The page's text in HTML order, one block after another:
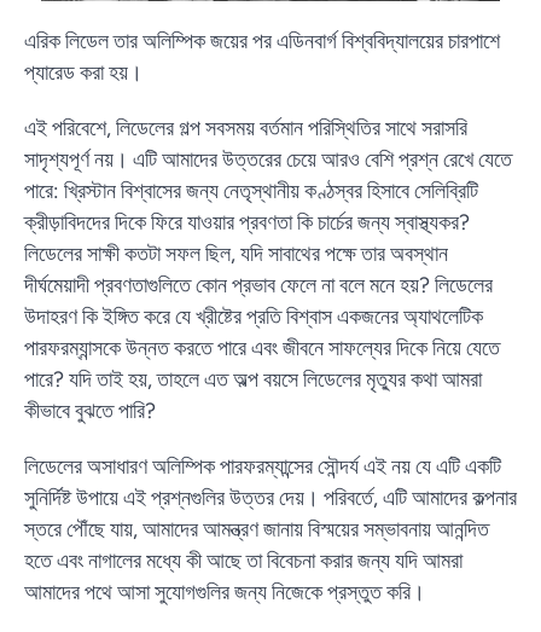
এরিক লিডেল তার অলিম্পিক জয়ের পর এডিনবার্গ বিশ্ববিদ্যালয়ের চারপাশে
প্যারেড করা হয়।
এই পরিবেশে, লিডেলের গল্প সবসময় বর্তমান পরিস্থিতির সাথে সরাসরি
সাদৃশ্যপূর্ণ নয়। এটি আমাদের উত্তরের চেয়ে আরও বেশি প্রশ্ন রেখে যেতে
পারে: খ্রিস্টান বিশ্বাসের জন্য নেতৃস্থানীয় কণ্ঠস্বর হিসাবে সেলিব্রিটি
ক্রীড়াবিদদের দিকে ফিরে যাওয়ার প্রবণতা কি চার্চের জন্য স্বাস্থ্যকর?
লিডেলের সাক্ষী কতটা সফল ছিল, যদি সাবাথের পক্ষে তার অবস্থান
দীর্ঘমেয়াদী প্রবণতাগুলিতে কোন প্রভাব ফেলে না বলে মনে হয়? লিডেলের
উদাহরণ কি ইঙ্গিত করে যে খ্রীষ্টের প্রতি বিশ্বাস একজনের অ্যাথলেটিক
পারফরম্যান্সকে উন্নত করতে পারে এবং জীবনে সাফল্যের দিকে নিয়ে যেতে
পারে? যদি তাই হয়, তাহলে এত অল্প বয়সে লিডেলের মৃত্যুর কথা আমরা
কীভাবে বুঝতে পারি?
লিডেলের অসাধারণ অলিম্পিক পারফরম্যান্সের সৌন্দর্য এই নয় যে এটি একটি
সুনির্দিষ্ট উপায়ে এই প্রশ্নগুলির উত্তর দেয়। পরিবর্তে, এটি আমাদের কল্পনার
স্তরে পৌঁছে যায়, আমাদের আমন্ত্রণ জানায় বিস্ময়ের সম্ভাবনায় আনন্দিত
হতে এবং নাগালের মধ্যে কী আছে তা বিবেচনা করার জন্য যদি আমরা
আমাদের পথে আসা সুযোগগুলির জন্য নিজেকে প্রস্তুত করি।